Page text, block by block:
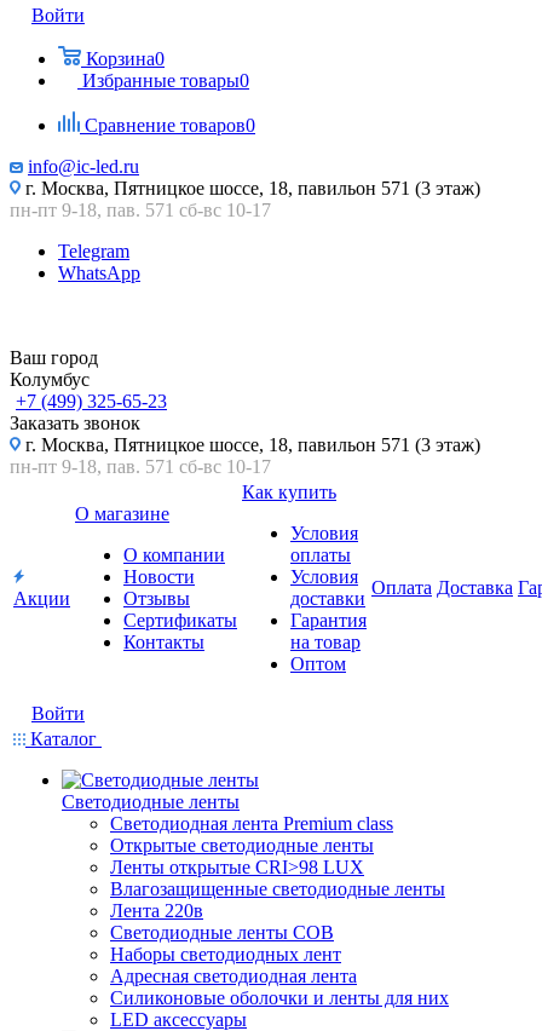
Войти
Корзина0
Избранные товары0
Сравнение товаров0
info@ic-led.ru
г. Москва, Пятницкое шоссе, 18, павильон 571 (3 этаж)
пн-пт 9-18, пав. 571 сб-вс 10-17
Telegram
WhatsApp
Ваш город
Колумбус
+7 (499) 325-65-23
Заказать звонок
г. Москва, Пятницкое шоссе, 18, павильон 571 (3 этаж)
пн-пт 9-18, пав. 571 сб-вс 10-17
Акции
О магазине
О компании
Новости
Отзывы
Сертификаты
Контакты
Как купить
Условия
оплаты
Условия
доставки
Гарантия
на товар
Оптом
Оплата Доставка
Войти
Каталог
Светодиодные ленты
Светодиодная лента Premium class
Открытые светодиодные ленты
Ленты открытые CRI>98 LUX
Влагозащищенные светодиодные ленты
Лента 220в
Светодиодные ленты COB
Наборы светодиодных лент
Адресная светодиодная лента
Силиконовые оболочки и ленты для них
LED аксессуары